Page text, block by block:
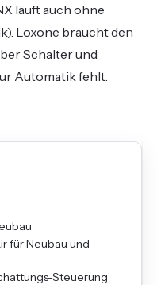
läuft auch ohne
Loxone braucht den
Schalter und
Automatik fehlt.
für Neubau und
Steuerung